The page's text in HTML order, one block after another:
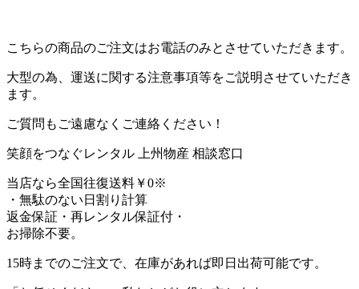
こちらの商品のご注文はお電話のみとさせていただきます。
大型の為、運送に関する注意事項等をご説明させていただき
ます。
ご質問もご遠慮なくご連絡ください！
笑顔をつなぐレンタル 上州物産 相談窓口
当店なら全国往復送料￥0※
・無駄のない日割り計算
返金保証・再レンタル保証付・
お掃除不要。
15時までのご注文で、在庫があれば即日出荷可能です。